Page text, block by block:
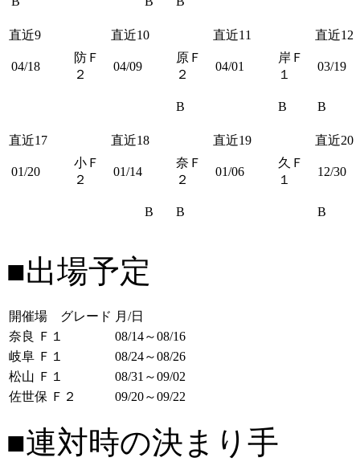
直近9 直近10 直近11 直近12
04/18
防Ｆ
２
04/09
原Ｆ
２
B
04/01
岸Ｆ
１
B
03/19
B
直近17 直近18 直近19 直近20
01/20
小Ｆ
２
01/14
奈Ｆ
２
B B
01/06
久Ｆ
１
12/30
B
■出場予定
開催場 グレード 月/日
奈良 Ｆ１
08/14～08/16
岐阜 Ｆ１
08/24～08/26
松山 Ｆ１
08/31～09/02
佐世保 Ｆ２
09/20～09/22
■連対時の決まり手